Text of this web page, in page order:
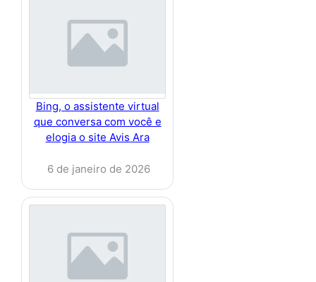
Bing, o assistente virtual
que conversa com você e
elogia o site Avis Ara
6 de janeiro de 2026